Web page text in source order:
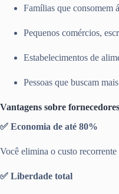
Famílias que consomem
Pequenos comércios,
Estabelecimentos de
Pessoas que buscam
Vantagens sobre
✅ Economia de até 80%
Você elimina o custo
✅ Liberdade total